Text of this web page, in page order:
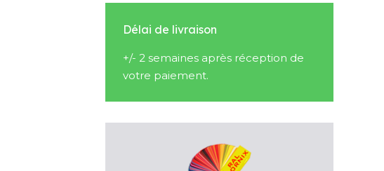
Délai de livraison
+/- 2 semaines après réception de
votre paiement.